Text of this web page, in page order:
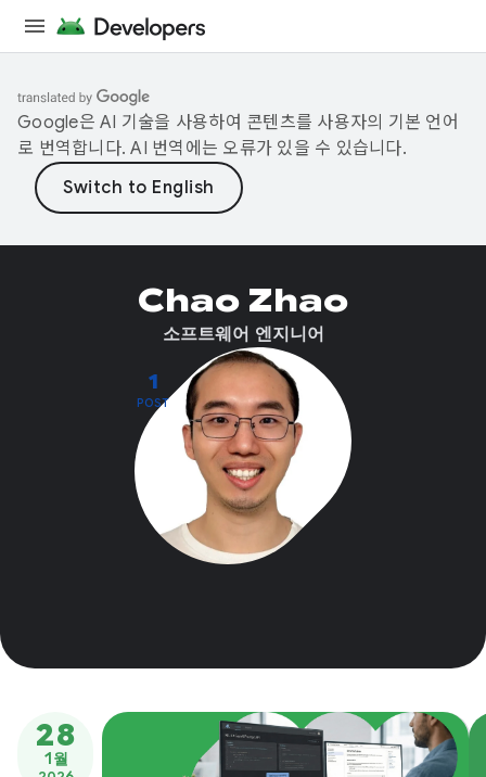
Google은 AI 기술을 사용하여 콘텐츠를 사용자의 기본 언어
로 번역합니다. AI 번역에는 오류가 있을 수 있습니다.
1
POST
Chao Zhao
소프트웨어 엔지니어
28
1월